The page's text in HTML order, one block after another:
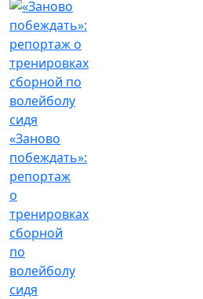
«Заново
побеждать»:
репортаж
о
тренировках
сборной
по
волейболу
сидя